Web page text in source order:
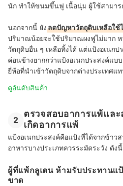
นัก ทำให้ขนมขึ้นฟู เนื้อนุ่ม ผู้ใช้สามาร
นอกจากนี้ ยังลดปัญหาวัตถุดิบเหลือใช้
ปริมาณน้อยจะใช้ปริมาณผงฟูไม่มาก ห
วัตถุดิบอื่น ๆ เหลือทิ้งได้ แต่แป้งอเนกป
ค่อนข้างยากกว่าแป้งอเนกประสงค์แบ
ยี่ห้อที่นำเข้าวัตถุดิบจากต่างประเทศแ
ดูอันดับสินค้า
2
ตรวจสอบอาการแพ้แล
เกิดอาการแพ้
แป้งอเนกประสงค์คือแป้งที่ได้จากข้า
อาหารบางประเภทควรระมัดระวัง ดังนี้
ผู้ที่แพ้กลูเตน ห้ามรับประทานแ
ขาด